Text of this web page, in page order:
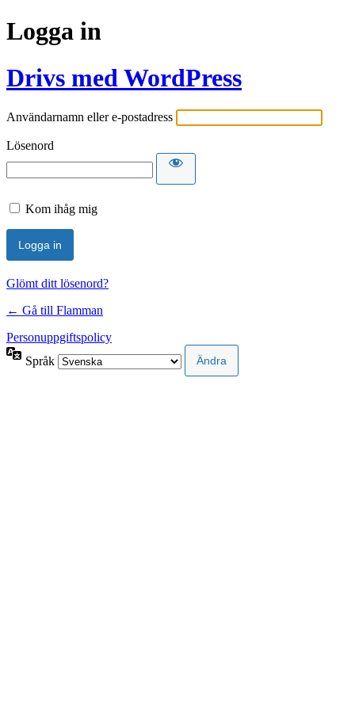
Logga in
Drivs med WordPress
Användarnamn eller e-postadress
Lösenord
Kom ihåg mig
Glömt ditt lösenord?
← Gå till Flamman
Personuppgiftspolicy
Språk